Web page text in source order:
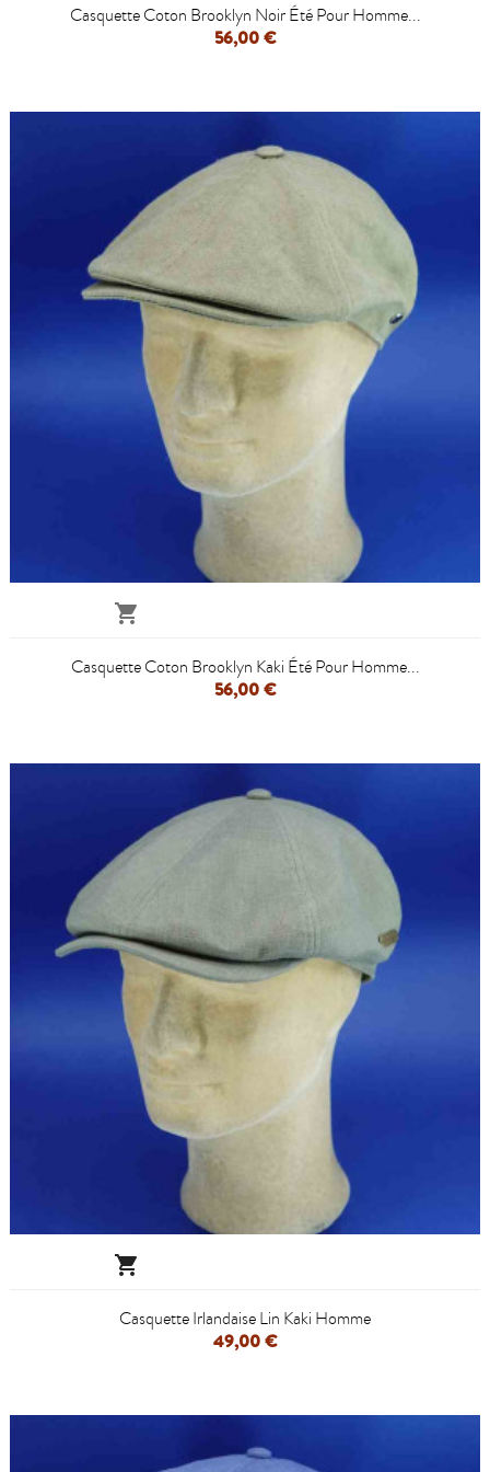
Casquette Coton Brooklyn Noir Été Pour Homme...
56,00 €

Casquette Coton Brooklyn Kaki Été Pour Homme...
56,00 €

Casquette Irlandaise Lin Kaki Homme
49,00 €